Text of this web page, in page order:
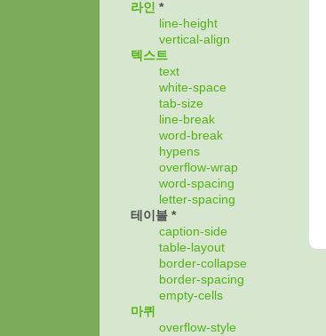
라인 *
line-height
vertical-align
텍스트
text
white-space
tab-size
line-break
word-break
hypens
overflow-wrap
word-spacing
letter-spacing
테이블 *
caption-side
table-layout
border-collapse
border-spacing
empty-cells
마퀴
overflow-style